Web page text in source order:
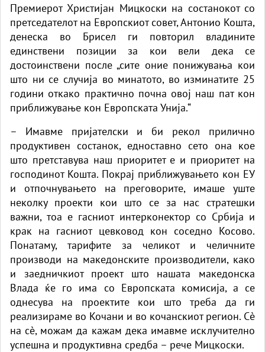
Премиерот Христијан Мицкоски на состанокот со
претседателот на Европскиот совет, Антонио Кошта,
денеска во Брисел ги повторил владините
единствени позиции за кои вели дека се
достоинствени после „сите оние понижувања кои
што ни се случија во минатото, во изминатите 25
години откако практично почна овој наш пат кон
приближување кон Европската Унија.“
– Имавме пријателски и би рекол прилично
продуктивен состанок, едноставно сето она кое
што претставува наш приоритет е и приоритет на
господинот Кошта. Покрај приближувањето кон ЕУ
и отпочнувањето на преговорите, имаше уште
неколку проекти кои што се за нас стратешки
важни, тоа е гасниот интерконектор со Србија и
крак на гасниот цевковод кон соседно Косово.
Понатаму, тарифите за челикот и челичните
производи на македонските производители, како
и заедничкиот проект што нашата македонска
Влада ќе го има со Европската комисија, а се
однесува на проектите кои што треба да ги
реализираме во Кочани и во кочанскиот регион. Сè
на сè, можам да кажам дека имавме исклучително
успешна и продуктивна средба – рече Мицкоски.